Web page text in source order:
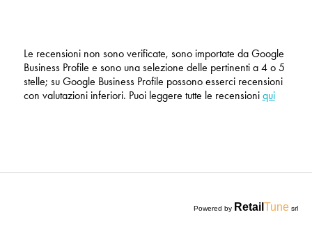
Le recensioni non sono verificate, sono importate da Google
Business Profile e sono una selezione delle pertinenti a 4 o 5
stelle; su Google Business Profile possono esserci recensioni
con valutazioni inferiori. Puoi leggere tutte le recensioni qui
Powered by Retail Tune srl